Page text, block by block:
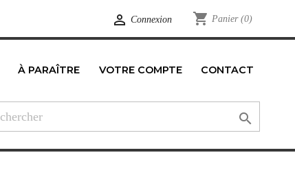
 Connexion shopping_cart Panier (0)
À PARAÎTRE VOTRE COMPTE CONTACT
